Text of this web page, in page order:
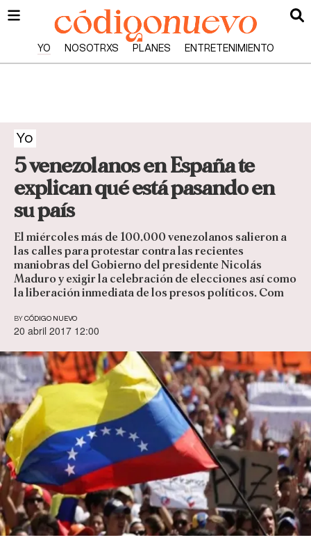
YO NOSOTRXS PLANES ENTRETENIMIENTO
Yo
5 venezolanos en España te
explican qué está pasando en
su país
El miércoles más de 100.000 venezolanos salieron a
las calles para protestar contra las recientes
maniobras del Gobierno del presidente Nicolás
Maduro y exigir la celebración de elecciones así como
la liberación inmediata de los presos políticos. Com
BY CÓDIGO NUEVO
20 abril 2017 12:00